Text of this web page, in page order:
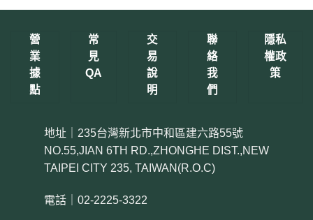
營
業
據
點
常
見
QA
交
易
說
明
聯
絡
我
們
隱私
權政
策
地址｜235台灣新北市中和區建六路55號
NO.55,JIAN 6TH RD.,ZHONGHE DIST.,NEW
TAIPEI CITY 235, TAIWAN(R.O.C)
電話｜02-2225-3322